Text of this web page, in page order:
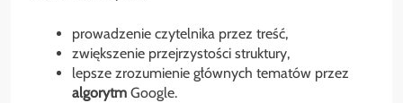
prowadzenie czytelnika przez treść,
zwiększenie przejrzystości struktury,
lepsze zrozumienie głównych tematów przez
algorytm Google.